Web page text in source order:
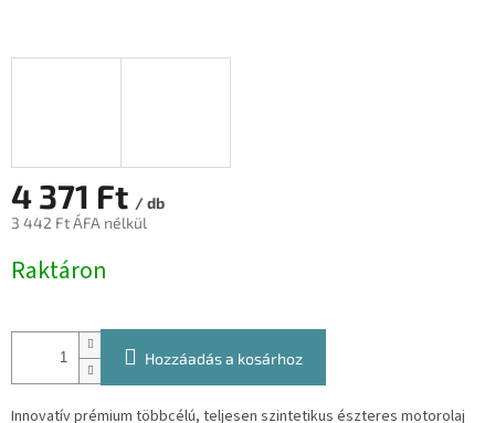
4 371 Ft / db
3 442 Ft ÁFA nélkül
Raktáron
Hozzáadás a kosárhoz
Innovatív prémium többcélú, teljesen szintetikus észteres motorolaj